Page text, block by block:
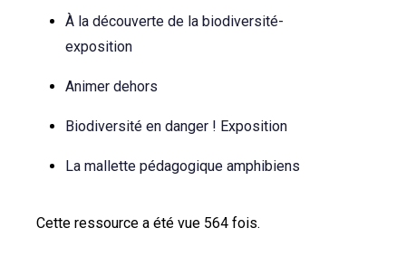
À la découverte de la biodiversité-
exposition
Animer dehors
Biodiversité en danger ! Exposition
La mallette pédagogique amphibiens
Cette ressource a été vue 564 fois.